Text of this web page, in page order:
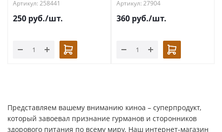
Артикул: 258441
250 руб./шт.
Артикул: 27904
360 руб./шт.
Представляем вашему вниманию киноа – суперпродукт,
который завоевал признание гурманов и сторонников
здорового питания по всему миру. Наш интернет-магазин